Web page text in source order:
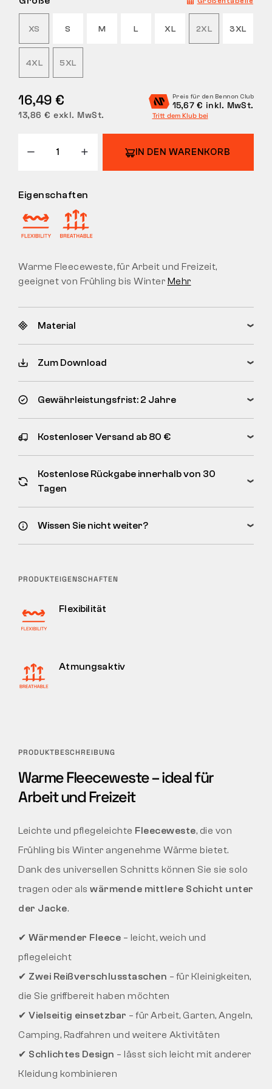
XS S M L XL 2XL 3XL
4XL 5XL
16,49 €
13,86 € exkl. MwSt.
Preis für den Bennon Club
15,67 € inkl. MwSt.
Tritt dem Klub bei
IN DEN WARENKORB
Eigenschaften
Warme Fleeceweste, für Arbeit und Freizeit,
geeignet von Frühling bis Winter Mehr
Material
Zum Download
Gewährleistungsfrist: 2 Jahre
Kostenloser Versand ab 80 €
Kostenlose Rückgabe innerhalb von 30
Tagen
Wissen Sie nicht weiter?
PRODUKTEIGENSCHAFTEN
Flexibilität
Atmungsaktiv
PRODUKTBESCHREIBUNG
Warme Fleeceweste – ideal für
Arbeit und Freizeit
Leichte und pflegeleichte Fleeceweste, die von
Frühling bis Winter angenehme Wärme bietet.
Dank des universellen Schnitts können Sie sie solo
tragen oder als wärmende mittlere Schicht unter
der Jacke.
✔ Wärmender Fleece – leicht, weich und
pflegeleicht
✔ Zwei Reißverschlusstaschen – für Kleinigkeiten,
die Sie griffbereit haben möchten
✔ Vielseitig einsetzbar – für Arbeit, Garten, Angeln,
Camping, Radfahren und weitere Aktivitäten
✔ Schlichtes Design – lässt sich leicht mit anderer
Kleidung kombinieren